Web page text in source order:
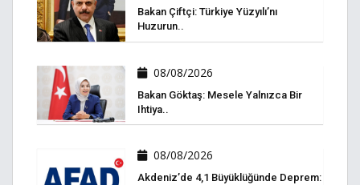
Bakan Çiftçi: Türkiye Yüzyılı’nı
Huzurun..
08/08/2026
Bakan Göktaş: Mesele Yalnızca Bir
Ihtiya..
08/08/2026
Akdeniz’de 4,1 Büyüklüğünde Deprem: